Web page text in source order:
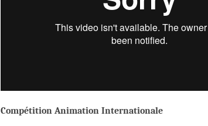
Compétition Animation Internationale